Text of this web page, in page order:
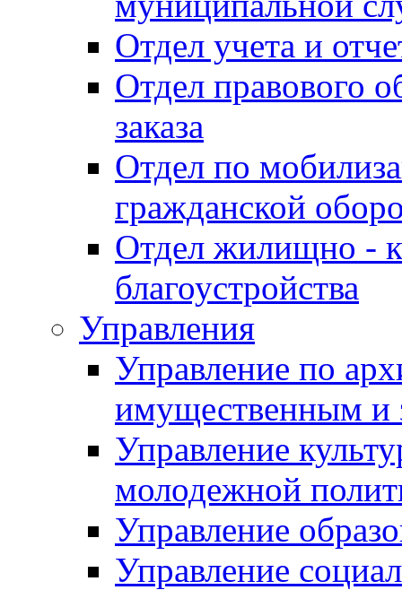
Отдел учета и
Отдел правового
заказа
Отдел по
гражданской
Отдел жилищно -
благоустройства
Управления
Управление по
имущественным и
Управление
молодежной
Управление
Управление